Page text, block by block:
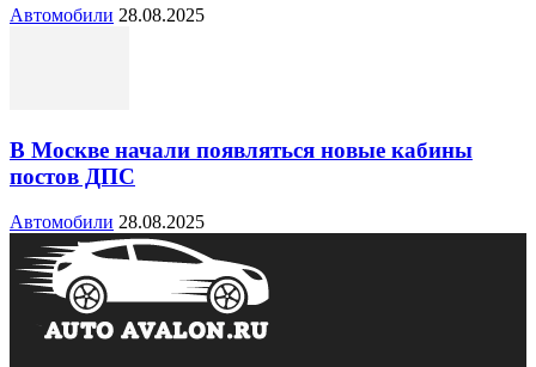
Автомобили 28.08.2025
В Москве начали появляться новые кабины
постов ДПС
Автомобили 28.08.2025